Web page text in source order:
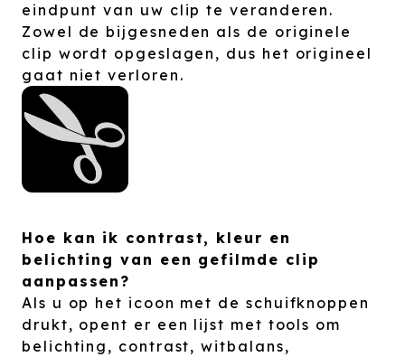
eindpunt van uw clip te veranderen.
Zowel de bijgesneden als de originele
clip wordt opgeslagen, dus het origineel
gaat niet verloren.
Hoe kan ik contrast, kleur en
belichting van een gefilmde clip
aanpassen?
Als u op het icoon met de schuifknoppen
drukt, opent er een lijst met tools om
belichting, contrast, witbalans,